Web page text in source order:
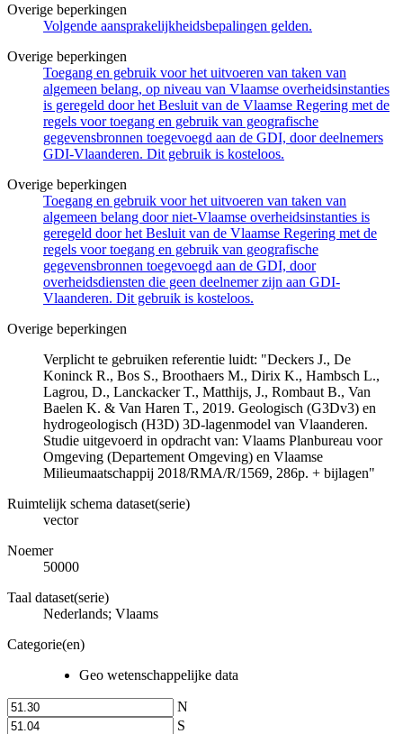
Overige beperkingen
Volgende aansprakelijkheidsbepalingen gelden.
Overige beperkingen
Toegang en gebruik voor het uitvoeren van taken van
algemeen belang, op niveau van Vlaamse overheidsinstanties
is geregeld door het Besluit van de Vlaamse Regering met de
regels voor toegang en gebruik van geografische
gegevensbronnen toegevoegd aan de GDI, door deelnemers
GDI-Vlaanderen. Dit gebruik is kosteloos.
Overige beperkingen
Toegang en gebruik voor het uitvoeren van taken van
algemeen belang door niet-Vlaamse overheidsinstanties is
geregeld door het Besluit van de Vlaamse Regering met de
regels voor toegang en gebruik van geografische
gegevensbronnen toegevoegd aan de GDI, door
overheidsdiensten die geen deelnemer zijn aan GDI-
Vlaanderen. Dit gebruik is kosteloos.
Overige beperkingen
Verplicht te gebruiken referentie luidt: "Deckers J., De
Koninck R., Bos S., Broothaers M., Dirix K., Hambsch L.,
Lagrou, D., Lanckacker T., Matthijs, J., Rombaut B., Van
Baelen K. & Van Haren T., 2019. Geologisch (G3Dv3) en
hydrogeologisch (H3D) 3D-lagenmodel van Vlaanderen.
Studie uitgevoerd in opdracht van: Vlaams Planbureau voor
Omgeving (Departement Omgeving) en Vlaamse
Milieumaatschappij 2018/RMA/R/1569, 286p. + bijlagen"
Ruimtelijk schema dataset(serie)
vector
Noemer
50000
Taal dataset(serie)
Nederlands; Vlaams
Categorie(en)
Geo wetenschappelijke data
N
S